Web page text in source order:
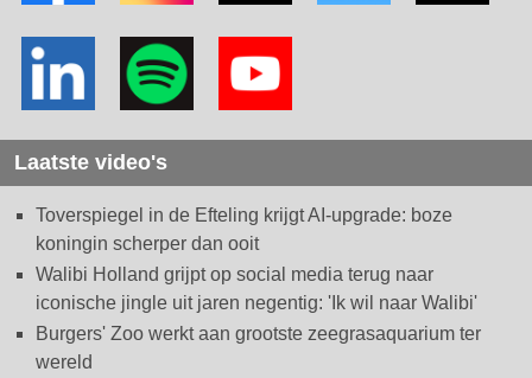
Laatste video's
Toverspiegel in de Efteling krijgt AI-upgrade: boze
koningin scherper dan ooit
Walibi Holland grijpt op social media terug naar
iconische jingle uit jaren negentig: 'Ik wil naar Walibi'
Burgers' Zoo werkt aan grootste zeegrasaquarium ter
wereld